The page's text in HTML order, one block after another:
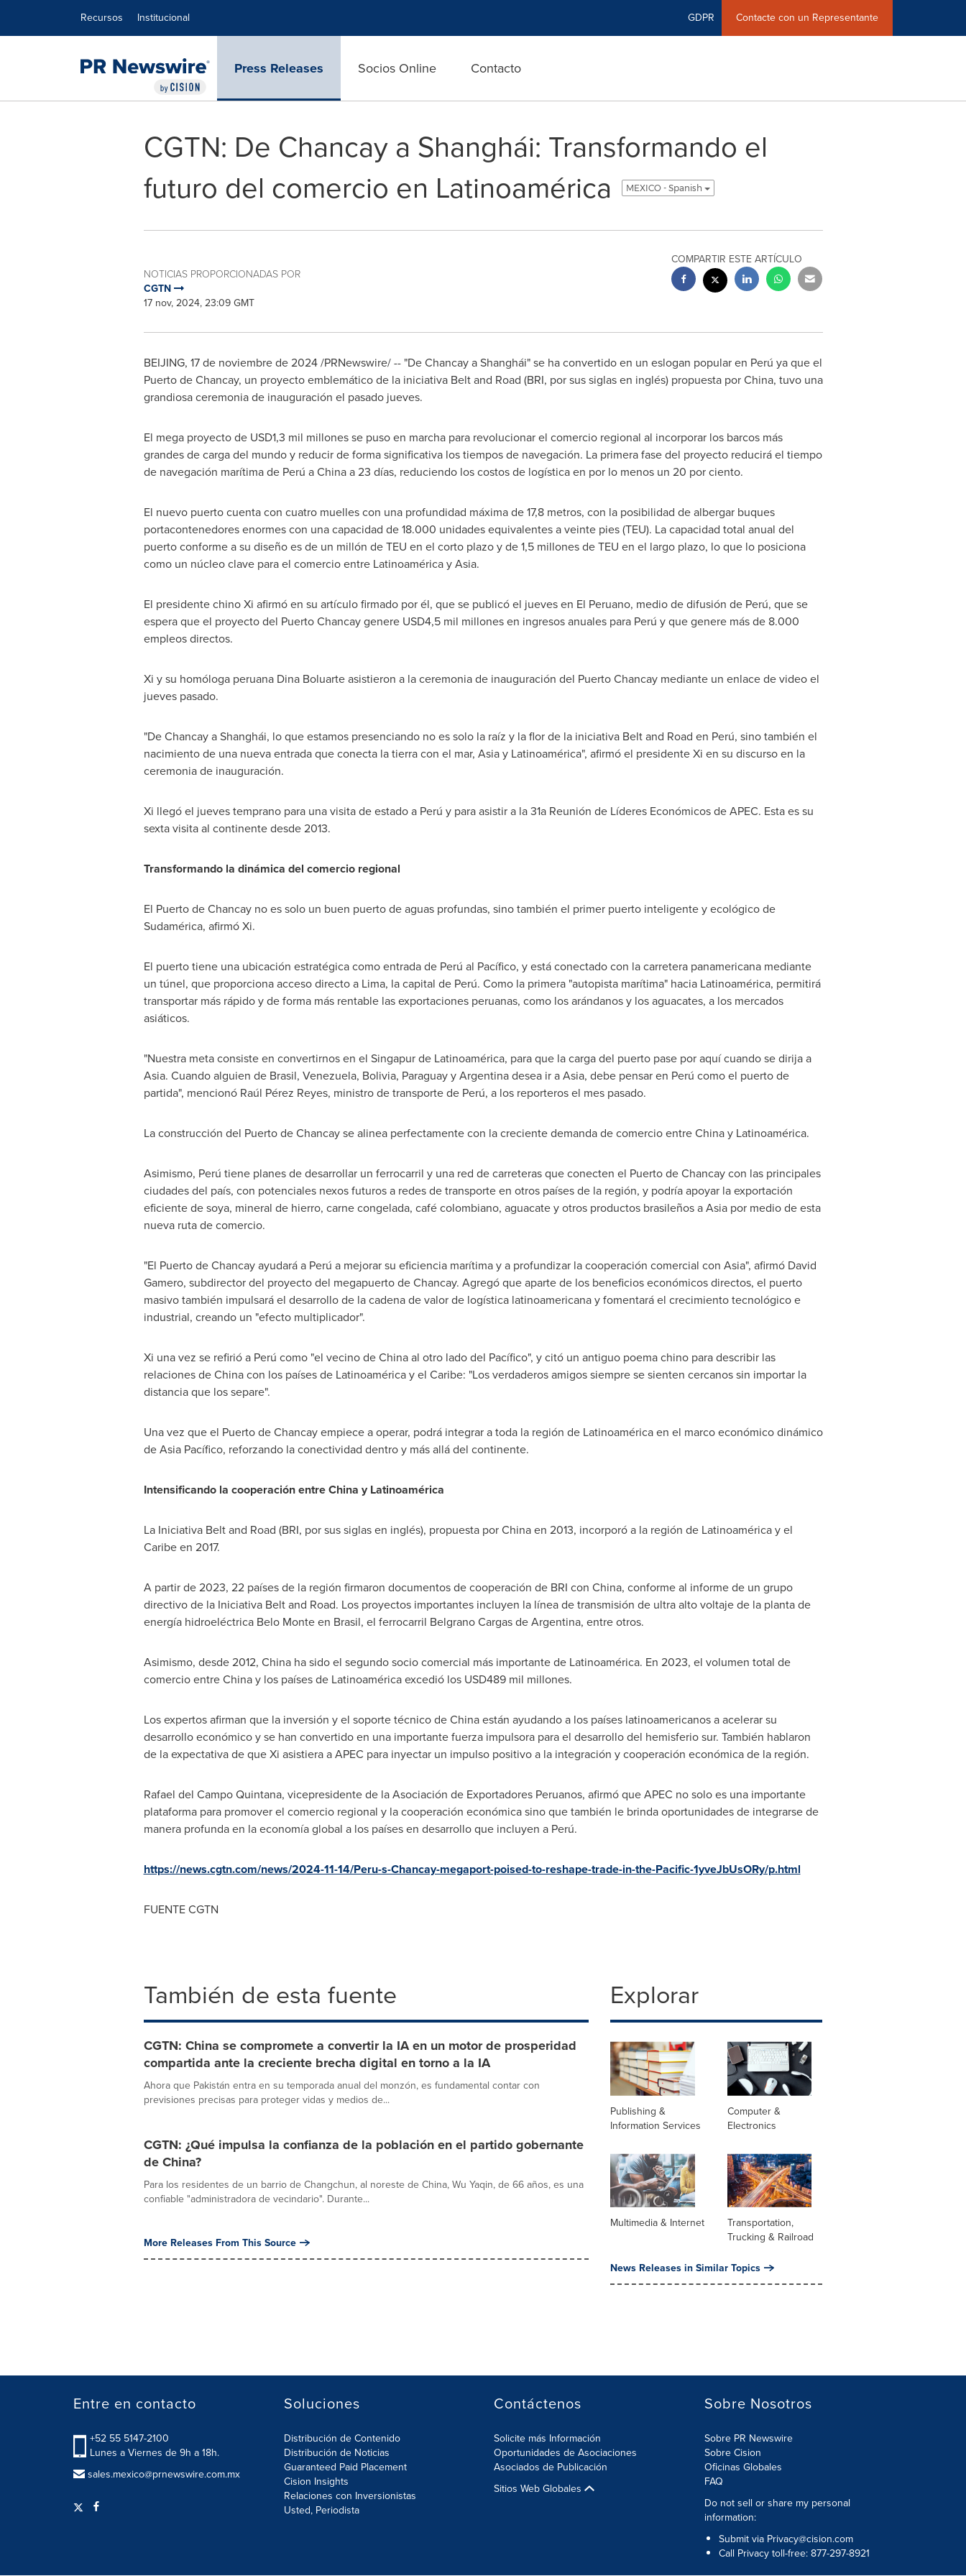
Recursos Institucional GDPR Contacte con un Representante
Press Releases Socios Online Contacto
CGTN: De Chancay a Shanghái: Transformando el
futuro del comercio en Latinoamérica
MEXICO - Spanish
NOTICIAS PROPORCIONADAS POR
CGTN
17 nov, 2024, 23:09 GMT
COMPARTIR ESTE ARTÍCULO
BEIJING, 17 de noviembre de 2024/PRNewswire/ -- "De Chancay a Shanghái" se ha convertido en un eslogan popular en Perú ya que el
Puerto de Chancay, un proyecto emblemático de la iniciativa Belt and Road (BRI, por sus siglas en inglés) propuesta porChina, tuvo una
grandiosa ceremonia de inauguración el pasado jueves.
El mega proyecto de USD1,3 mil millones se puso en marcha para revolucionar el comercio regional al incorporar los barcos más
grandes de carga del mundo y reducir de forma significativa los tiempos de navegación. La primera fase del proyecto reducirá el tiempo
de navegación marítima de Perú aChinaa 23 días, reduciendo los costos de logística en por lo menos un 20 por ciento.
El nuevo puerto cuenta con cuatro muelles con una profundidad máxima de 17,8 metros, con la posibilidad de albergar buques
portacontenedores enormes con una capacidad de 18.000 unidades equivalentes a veinte pies (TEU). La capacidad total anual del
puerto conforme a su diseño es de un millón de TEU en el corto plazo y de 1,5 millones de TEU en el largo plazo, lo que lo posiciona
como un núcleo clave para el comercio entre Latinoamérica yAsia.
El presidente chino Xi afirmó en su artículo firmado por él, que se publicó el jueves en El Peruano, medio de difusión de Perú, que se
espera que el proyecto del Puerto Chancaygenere USD4,5 mil millones en ingresos anuales para Perú y que genere más de 8.000
empleos directos.
Xi y su homóloga peruana Dina Boluarteasistieron a la ceremonia de inauguración del Puerto Chancaymediante un enlace de video el
jueves pasado.
"De Chancay a Shanghái, lo que estamos presenciando no es solo la raíz y la flor de la iniciativa Belt and Road en Perú, sino también el
nacimiento de una nueva entrada que conecta la tierra con el mar, Asiay Latinoamérica", afirmó el presidente Xi en su discurso en la
ceremonia de inauguración.
Xi llegó el jueves temprano para una visita de estado a Perú y para asistir a la 31a Reunión de Líderes Económicos de APEC. Esta es su
sexta visita al continente desde 2013.
Transformando la dinámica del comercio regional
El Puerto de Chancayno es solo un buen puerto de aguas profundas, sino también el primer puerto inteligente y ecológico de
Sudamérica, afirmó Xi.
El puerto tiene una ubicación estratégica como entrada de Perú al Pacífico, y está conectado con la carretera panamericana mediante
un túnel, que proporciona acceso directo a Lima, la capital de Perú. Como laprimera "autopista marítima" hacia Latinoamérica, permitirá
transportar más rápido y de forma más rentable las exportaciones peruanas, como los arándanos y los aguacates, a los mercados
asiáticos.
"Nuestra meta consiste en convertirnos en el Singapur de Latinoamérica, para que la carga del puerto pase por aquí cuando se dirija a
Asia. Cuando alguien de Brasil, Venezuela, Bolivia, ParaguayyArgentinadesea ir aAsia, debe pensar en Perú como el puerto de
partida", mencionó Raúl Pérez Reyes, ministro de transporte de Perú, a los reporteros el mes pasado.
La construcción del Puerto de Chancayse alinea perfectamente con la creciente demanda de comercio entreChinay Latinoamérica.
Asimismo, Perú tiene planes de desarrollar un ferrocarril y una red de carreteras que conecten el Puerto de Chancaycon las principales
ciudades del país, con potenciales nexos futuros a redes de transporte en otros países de la región, y podría apoyar la exportación
eficiente de soya, mineral de hierro, carne congelada, café colombiano, aguacate y otros productos brasileños aAsiapor medio de esta
nueva ruta de comercio.
"El Puerto de Chancay ayudará a Perú a mejorar su eficiencia marítima y a profundizar la cooperación comercial con Asia", afirmó David
Gamero, subdirector del proyecto del megapuerto de Chancay. Agregó que aparte de los beneficios económicos directos, el puerto
masivo también impulsará el desarrollo de la cadena de valor de logística latinoamericana y fomentará el crecimiento tecnológico e
industrial, creando un "efecto multiplicador".
Xi una vez se refirió a Perú como "el vecino deChinaal otro lado del Pacífico", y citó un antiguo poema chino para describir las
relaciones deChinacon los países de Latinoamérica y el Caribe: "Los verdaderos amigos siempre se sienten cercanos sin importar la
distancia que los separe".
Una vez que el Puerto de Chancayempiece a operar, podrá integrar a toda la región de Latinoamérica en el marco económico dinámico
de Asia Pacífico, reforzando la conectividad dentro y más allá del continente.
Intensificando la cooperación entreChina y Latinoamérica
La Iniciativa Belt and Road (BRI, por sus siglas en inglés), propuesta porChinaen 2013, incorporó a la región de Latinoamérica y el
Caribe en 2017.
A partir de 2023, 22 países de la región firmaron documentos de cooperación de BRI con China, conforme al informe de un grupo
directivo de la Iniciativa Belt and Road. Los proyectos importantes incluyen la línea de transmisión de ultra alto voltaje de la planta de
energía hidroeléctrica Belo Monteen Brasil, el ferrocarril Belgrano Cargas deArgentina, entre otros.
Asimismo, desde 2012, Chinaha sido el segundo socio comercial más importante de Latinoamérica. En 2023, el volumen total de
comercio entreChinay los países de Latinoamérica excedió los USD489 mil millones.
Los expertos afirman que la inversión y el soporte técnico deChinaestán ayudando a los países latinoamericanos a acelerar su
desarrollo económico y se han convertido en una importante fuerza impulsora para el desarrollo del hemisferio sur. También hablaron
de la expectativa de que Xi asistiera a APEC para inyectar un impulso positivo a la integración y cooperación económica de la región.
Rafael del Campo Quintana, vicepresidente de la Asociación de Exportadores Peruanos, afirmó que APEC no solo es una importante
plataforma para promover el comercio regional y la cooperación económica sino que también le brinda oportunidades de integrarse de
manera profunda en la economía global a los países en desarrollo que incluyen a Perú.
https://news.cgtn.com/news/2024-11-14/Peru-s-Chancay-megaport-poised-to-reshape-trade-in-the-Pacific-1yveJbUsORy/p.html
FUENTE CGTN
También de esta fuente
CGTN: China se compromete a convertir la IA en un motor de prosperidad
compartida ante la creciente brecha digital en torno a la IA
Ahora que Pakistán entra en su temporada anual del monzón, es fundamental contar con
previsiones precisas para proteger vidas y medios de...
CGTN: ¿Qué impulsa la confianza de la población en el partido gobernante
de China?
Para los residentes de un barrio de Changchun, al noreste de China, Wu Yaqin, de 66 años, es una
confiable "administradora de vecindario". Durante...
More Releases From This Source
Explorar
Publishing &
Information Services
Computer &
Electronics
Multimedia & Internet
Transportation,
Trucking & Railroad
News Releases in Similar Topics
Entre en contacto
+52 55 5147-2100
Lunes a Viernes de 9h a 18h.
sales.mexico@prnewswire.com.mx
Soluciones
Distribución de Contenido
Distribución de Noticias
Guaranteed Paid Placement
Cision Insights
Relaciones con Inversionistas
Usted, Periodista
Contáctenos
Solicite más Información
Oportunidades de Asociaciones
Asociados de Publicación
Sitios Web Globales
Sobre Nosotros
Sobre PR Newswire
Sobre Cision
Oficinas Globales
FAQ
Do not sell or share my personal
information:
Submit via Privacy@cision.com
Call Privacy toll-free: 877-297-8921